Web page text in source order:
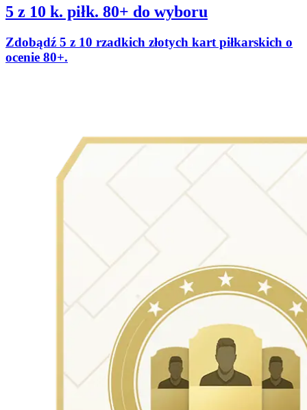
5 z 10 k. piłk. 80+ do wyboru
Zdobądź 5 z 10 rzadkich złotych kart piłkarskich o
ocenie 80+.